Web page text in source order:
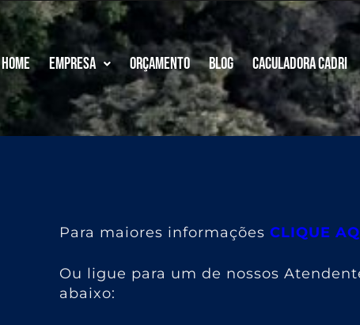
Home Empresa Orçamento Blog Caculadora CADRI
Para maiores informações CLIQUE
Ou ligue para um de nossos
abaixo: